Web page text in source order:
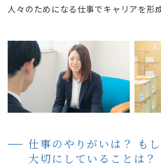
人々のためになる仕事でキャリアを形
仕事のやりがいは？ も
大切にしていることは？